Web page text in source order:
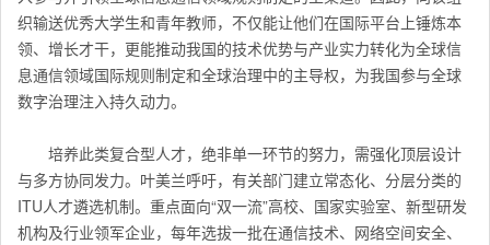
织输送优秀大学生和青年教师，不仅能让他们在国际平台上锤炼本
领、增长才干，更能推动我国的技术优势与产业实力转化为全球信
息通信领域国际规则制定和全球治理中的主导权，为我国参与全球
数字治理注入持久动力。
培养此类复合型人才，绝非单一环节的努力，需强化顶层设计
与多方协同发力。叶美兰呼吁，有关部门建立常态化、分层分类的
ITU人才遴选机制。重点面向“双一流”高校、国家实验室、新型研发
机构及行业领军企业，每年选拔一批在通信技术、网络空间安全、